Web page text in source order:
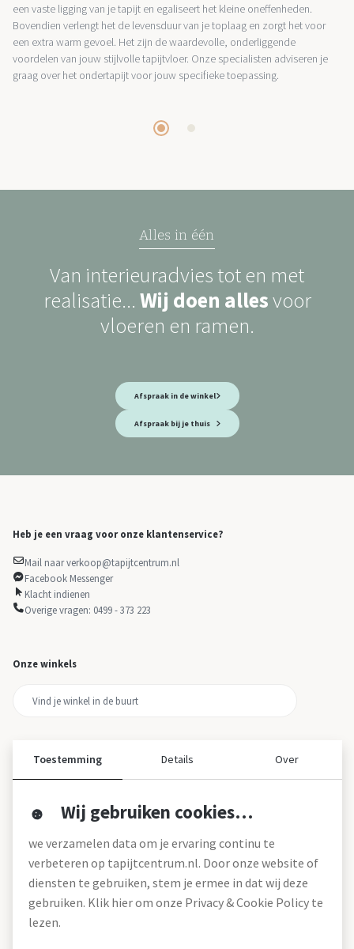
een vaste ligging van je tapijt en egaliseert het kleine oneffenheden.
Bovendien verlengt het de levensduur van je toplaag en zorgt het voor
een extra warm gevoel. Het zijn de waardevolle, onderliggende
voordelen van jouw stijlvolle tapijtvloer. Onze specialisten adviseren je
graag over het ondertapijt voor jouw specifieke toepassing.
Alles in één
Van interieuradvies tot en met
realisatie... Wij doen allesvoor
vloeren en ramen.
Afspraak in de winkel
Afspraak bij je thuis
Heb je een vraag voor onze klantenservice?
Mail naar verkoop@tapijtcentrum.nl
Facebook Messenger
Klacht indienen
Overige vragen: 0499 - 373 223
Onze winkels
Over tapijtcentrum
Werken bij
Montageservice
Blog
Toestemming Details Over
Wij gebruiken cookies…
we verzamelen data om je ervaring continu te
verbeteren op tapijtcentrum.nl. Door onze website of
diensten te gebruiken, stem je ermee in dat wij deze
gebruiken. Klik hier om onze Privacy & Cookie Policy te
lezen.